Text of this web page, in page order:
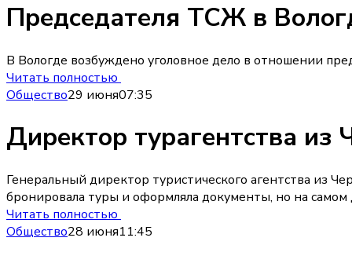
Председателя ТСЖ в
В Вологде возбуждено уголовное дело в отношении
Читать полностью
Общество29 июня07:35
Директор турагентства из
Генеральный директор туристического агентства из
бронировала туры и оформляла документы, но на
Читать полностью
Общество28 июня11:45